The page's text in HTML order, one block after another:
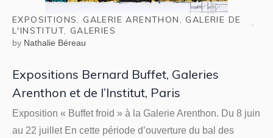
EXPOSITIONS, GALERIE ARENTHON , GALERIE DE
L'INSTITUT, GALERIES
by Nathalie Béreau
Expositions Bernard Buffet, Galeries
Arenthon et de l’Institut, Paris
Exposition « Buffet froid » à la Galerie Arenthon. Du 8 juin
au 22 juillet En cette période d’ouverture du bal des